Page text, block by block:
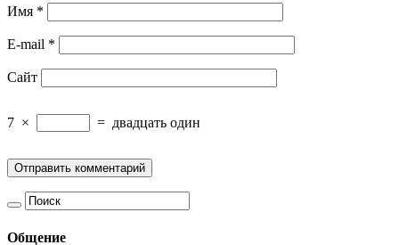
Имя *
E-mail *
Сайт
7 × = двадцать один
Общение